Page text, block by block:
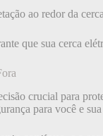
ao redor da
que sua cerca
crucial para
para você e